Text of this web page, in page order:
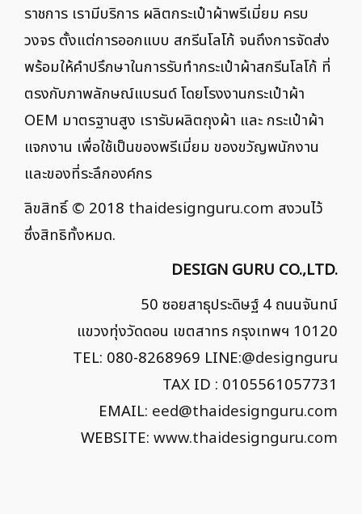
ราชการ เรามีบริการ ผลิตกระเป๋าผ้าพรีเมี่ยม ครบ
วงจร ตั้งแต่การออกแบบ สกรีนโลโก้ จนถึงการจัดส่ง
พร้อมให้คำปรึกษาในการรับทำกระเป๋าผ้าสกรีนโลโก้ ที่
ตรงกับภาพลักษณ์แบรนด์ โดยโรงงานกระเป๋าผ้า
OEM มาตรฐานสูง เรารับผลิตถุงผ้า และ กระเป๋าผ้า
แจกงาน เพื่อใช้เป็นของพรีเมี่ยม ของขวัญพนักงาน
และของที่ระลึกองค์กร
ลิขสิทธิ์ © 2018 thaidesignguru.com สงวนไว้
ซึ่งสิทธิทั้งหมด.
DESIGN GURU CO.,LTD.
50 ซอยสาธุประดิษฐ์ 4 ถนนจันทน์
แขวงทุ่งวัดดอน เขตสาทร กรุงเทพฯ 10120
TEL: 080-8268969 LINE:@designguru
TAX ID : 0105561057731
EMAIL: eed@thaidesignguru.com
WEBSITE: www.thaidesignguru.com